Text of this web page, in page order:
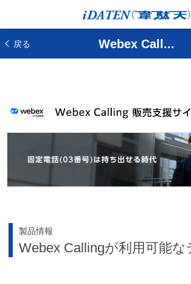
戻る Webex Call...
製品情報
Webex Callingが利用可能な